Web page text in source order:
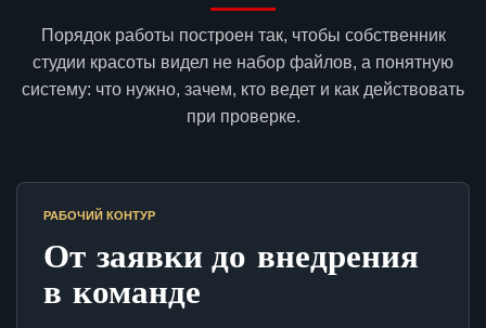
Порядок работы построен так, чтобы собственник
студии красоты видел не набор файлов, а понятную
систему: что нужно, зачем, кто ведет и как действовать
при проверке.
РАБОЧИЙ КОНТУР
От заявки до внедрения
в команде